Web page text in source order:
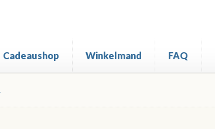
Cadeaushop Winkelmand FAQ